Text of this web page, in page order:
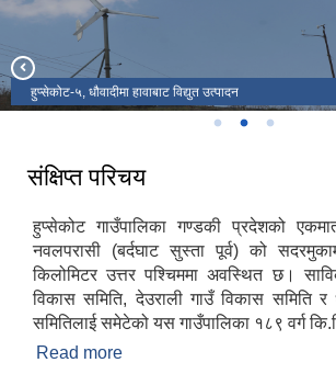
हुप्सेकोट गाउँपालिकाको प्रशासकीय भवन
हुप्सेकोट-५, धौवादीमा हावाबाट विद्युत उत्पादन
हुप्सेकोट गा.पा. वडा नं. १ मा व्यवसायिक काक्रो खेतीको दृश्य
संक्षिप्त परिचय
हुप्सेकोट गाउँपालिका गण्डकी प्रदेशको
नवलपरासी (बर्दघाट सुस्ता पूर्व) को
किलोमिटर उत्तर पश्चिममा अवस्थित छ।
विकास समिति, देउराली गाउँ विकास समिति र
समितिलाई समेटेको यस गाउँपालिका १८९ वर्ग
Read more